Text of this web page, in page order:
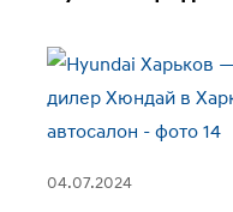
04.07.2024